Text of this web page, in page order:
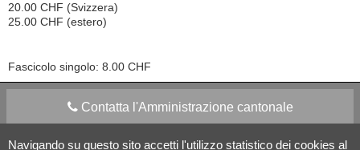
Navigando su questo sito accetti l'utilizzo statistico dei cookies al
20.00 CHF (Svizzera)
25.00 CHF (estero)
Fascicolo singolo: 8.00 CHF
Contatta l'Amministrazione cantonale